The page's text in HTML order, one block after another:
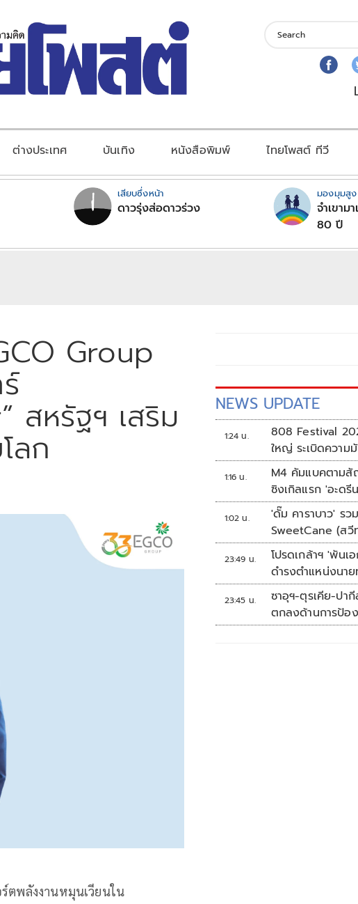
ต่างประเทศ บันเทิง หนังสือพิมพ์ ไทยโพสต์ ทีวี
เสียบซึ่งหน้า
ดาวรุ่งส่อดาวร่วง
มองมุมสูง
จำเขาม
80 ปี
Group
สหรัฐฯ เสริม
ลก
ตพลังงานหมุนเวียนใน
NEWS UPDATE
1:24 น.
808 Festival
ใหญ่ ระเบิดควา
ต.ค.นี้
1:16 น.
M4 คัมแบคตาม
ซิงเกิลแรก 'อะดรี
1:02 น.
'ดั๊ม คาราบาว' ร
SweetCane (สวี
23:49 น.
โปรดเกล้าฯ 'พัน
ดำรงตำแหน่งนา
พระราชทานยศ 'พ
23:45 น.
ซาอุฯ-ตุรเคีย-ปา
ตกลงด้านการป้อ
สงครามในภูมิภาค